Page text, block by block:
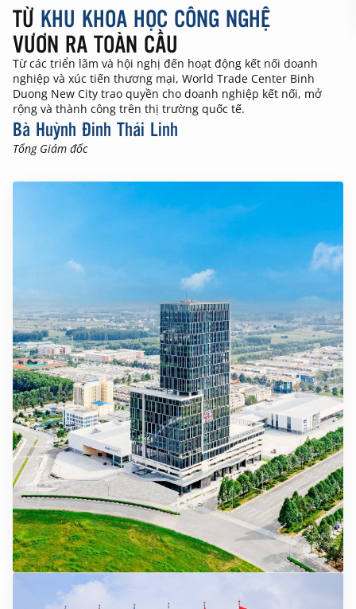
TỪ KHU KHOA HỌC CÔNG NGHỆ
VƯƠN RA TOÀN CẦU
Từ các triển lãm và hội nghị đến hoạt động kết nối doanh
nghiệp và xúc tiến thương mại, World Trade Center Binh
Duong New City trao quyền cho doanh nghiệp kết nối, mở
rộng và thành công trên thị trường quốc tế.
Bà Huỳnh Đinh Thái Linh
Tổng Giám đốc